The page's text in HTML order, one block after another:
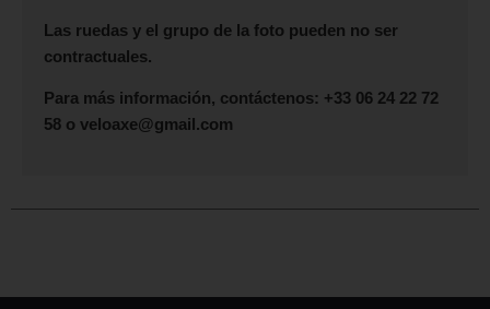
Las ruedas y el grupo de la foto pueden no ser
contractuales.
Para más información, contáctenos: +33 06 24 22 72
58 o veloaxe@gmail.com